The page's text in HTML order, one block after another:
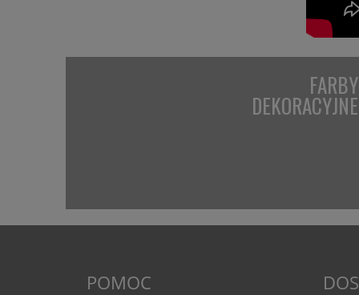
FARBY
DEKORACYJNE
POMOC